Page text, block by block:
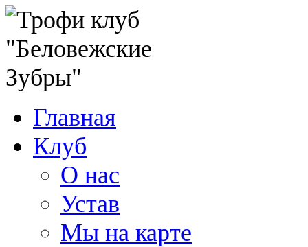
Главная
Клуб
О нас
Устав
Мы на карте